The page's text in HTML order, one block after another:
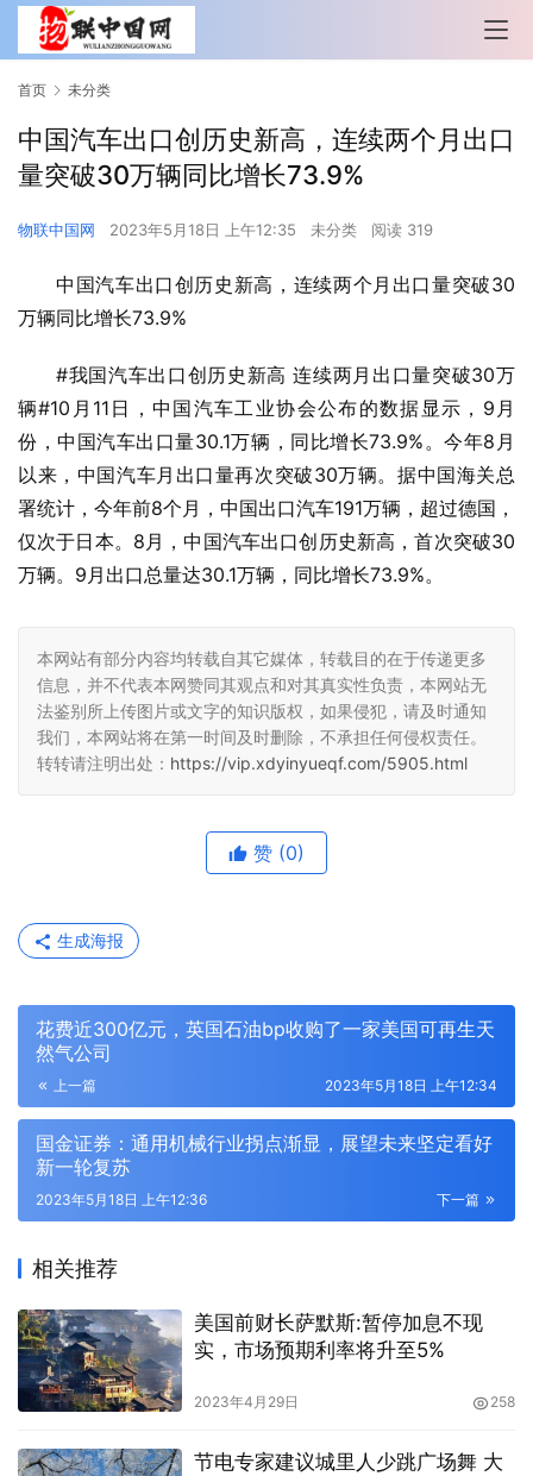
首页 未分类
中国汽车出口创历史新高，连续两个月出口
量突破30万辆同比增长73.9%
物联中国网 2023年5月18日 上午12:35 未分类 阅读 319
中国汽车出口创历史新高，连续两个月出口量突破30
万辆同比增长73.9%
#我国汽车出口创历史新高 连续两月出口量突破30万
辆#10月11日，中国汽车工业协会公布的数据显示，9月
份，中国汽车出口量30.1万辆，同比增长73.9%。今年8月
以来，中国汽车月出口量再次突破30万辆。据中国海关总
署统计，今年前8个月，中国出口汽车191万辆，超过德国，
仅次于日本。8月，中国汽车出口创历史新高，首次突破30
万辆。9月出口总量达30.1万辆，同比增长73.9%。
本网站有部分内容均转载自其它媒体，转载目的在于传递更多
信息，并不代表本网赞同其观点和对其真实性负责，本网站无
法鉴别所上传图片或文字的知识版权，如果侵犯，请及时通知
我们，本网站将在第一时间及时删除，不承担任何侵权责任。
转转请注明出处： https://vip.xdyinyueqf.com/5905.html
赞 (0)
生成海报
花费近300亿元，英国石油bp收购了一家美国可再生天
然气公司
上一篇 2023年5月18日 上午12:34
国金证券：通用机械行业拐点渐显，展望未来坚定看好
新一轮复苏
下一篇
2023年5月18日 上午12:36
相关推荐
美国前财长萨默斯:暂停加息不现
实，市场预期利率将升至5%
2023年4月29日 258
节电专家建议城里人少跳广场舞 大